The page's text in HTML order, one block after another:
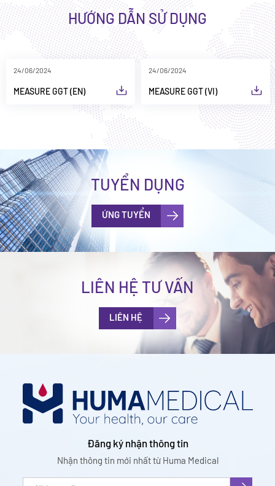
HƯỚNG DẪN SỬ DỤNG
24/06/2024
MEASURE GGT (EN)
24/06/2024
MEASURE GGT (VI)
TUYỂN DỤNG
ỨNG TUYỂN
LIÊN HỆ TƯ VẤN
LIÊN HỆ
Đăng ký nhận thông tin
Nhận thông tin mới nhất từ Huma Medical